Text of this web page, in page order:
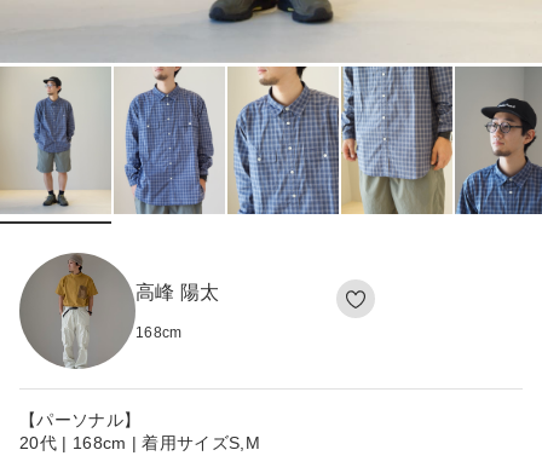
高峰 陽太
168cm
【パーソナル】
20代 | 168cm | 着用サイズS,M